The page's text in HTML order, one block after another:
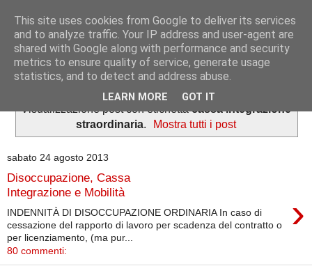
Informazioni per tutti
Dedicato a lavoratori e pensionati.
Visualizzazione post con etichettacassa integrazione
straordinaria. Mostra tutti i post
sabato 24 agosto 2013
Disoccupazione, Cassa
Integrazione e Mobilità
›
INDENNITÀ DI DISOCCUPAZIONE ORDINARIA In caso di
cessazione del rapporto di lavoro per scadenza del contratto o
per licenziamento, (ma pur...
80 commenti:
This site uses cookies from Google to deliver its services
and to analyze traffic. Your IP address and user-agent are
shared with Google along with performance and security
metrics to ensure quality of service, generate usage
statistics, and to detect and address abuse.
LEARN MORE GOT IT